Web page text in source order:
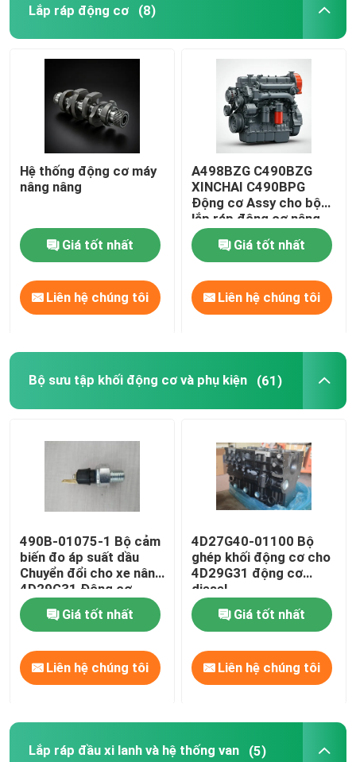
Nhà
Video
Lắp ráp động cơ (8)
Hệ thống động cơ máy
nâng nâng
Giá tốt nhất
Liên hệ chúng tôi
A498BZG C490BZG
XINCHAI C490BPG
Động cơ Assy cho bộ
lắp ráp động cơ nâng
Giá tốt nhất
Liên hệ chúng tôi
Bộ sưu tập khối động cơ và phụ kiện (61)
490B-01075-1 Bộ cảm
biến đo áp suất dầu
Chuyển đổi cho xe nâng
4D29G31 Động cơ
diesel
Giá tốt nhất
Liên hệ chúng tôi
4D27G40-01100 Bộ
ghép khối động cơ cho
4D29G31 động cơ
diesel
Giá tốt nhất
Liên hệ chúng tôi
Lắp ráp đầu xi lanh và hệ thống van (5)